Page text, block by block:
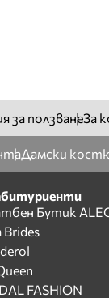
за ползванеЗа
Дамски
Бутик
Brides
FASHION